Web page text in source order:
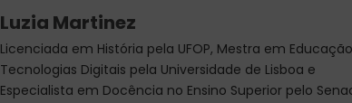
Luzia Martinez
Licenciada em História pela UFOP, Mestra em
Tecnologias Digitais pela Universidade de Lisboa e
Especialista em Docência no Ensino Superior pelo